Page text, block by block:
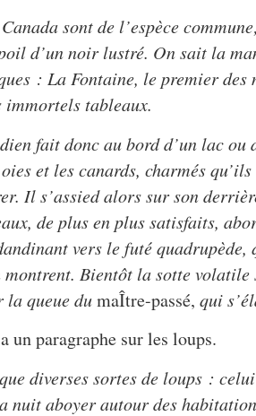
sont de l’espèce
d’un noir lustré. On sait la
: La Fontaine, le premier des
immortels tableaux.
fait donc au bord d’un lac ou
et les canards, charmés
Il s’assied alors sur son
de plus en plus satisfaits,
vers le futé
montrent. Bientôt la sotte volatile
la queue dumaÎtre-passé, qui
un paragraphe sur les loups.
diverses sortes de loups :
nuit aboyer autour des